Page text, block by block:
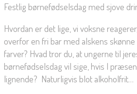
Festlig børnefødselsdag med sjove
Hvordan er det lige, vi voksne
overfor en fri bar med alskens
farver? Hvad tror du, at ungerne til
børnefødselsdag vil sige, hvis I
lignende?  Naturligvis blot alkoholfrit…